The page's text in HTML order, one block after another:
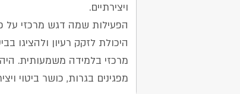
ויצירתיים.
​הפעילות שמה דגש מרכזי על
היכולת לזקק רעיון ולהציגו
מרכזי בלמידה משמעותית.
מפגינים בגרות, כושר ביטוי